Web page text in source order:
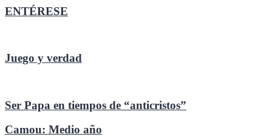
ENTÉRESE
Juego y verdad
Ser Papa en tiempos de “anticristos”
Camou: Medio año